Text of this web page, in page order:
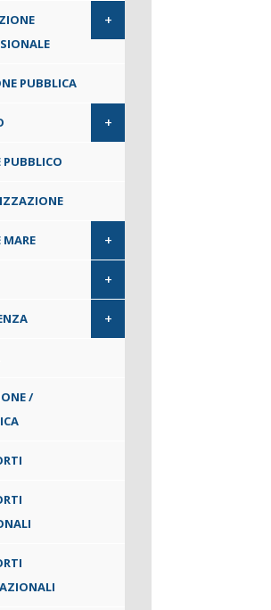
+
PUBBLICA
+
PUBBLICO
MARE +
+
+
/